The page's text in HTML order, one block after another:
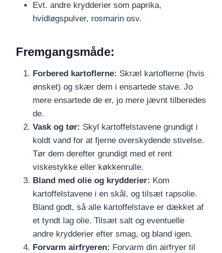
Evt. andre krydderier som paprika,
hvidløgspulver, rosmarin osv.
Fremgangsmåde:
Forbered kartoflerne: Skræl kartoflerne (hvis
ønsket) og skær dem i ensartede stave. Jo
mere ensartede de er, jo mere jævnt tilberedes
de.
Vask og tør: Skyl kartoffelstavene grundigt i
koldt vand for at fjerne overskydende stivelse.
Tør dem derefter grundigt med et rent
viskestykke eller køkkenrulle.
Bland med olie og krydderier: Kom
kartoffelstavene i en skål, og tilsæt rapsolie.
Bland godt, så alle kartoffelstave er dækket af
et tyndt lag olie. Tilsæt salt og eventuelle
andre krydderier efter smag, og bland igen.
Forvarm airfryeren: Forvarm din airfryer til